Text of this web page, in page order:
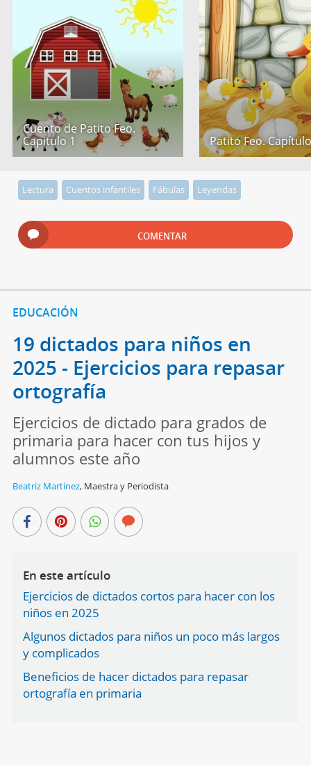
Cuento de Patito Feo.
Capitulo 1
Patito Feo.
Lectura Cuentos infantiles Fábulas Leyendas
COMENTAR
EDUCACIÓN
19 dictados para niños en
2025 - Ejercicios para repasar
ortografía
Ejercicios de dictado para grados de
primaria para hacer con tus hijos y
alumnos este año
Beatriz Martínez, Maestra y Periodista
En este artículo
Ejercicios de dictados cortos para hacer con los
niños en 2025
Algunos dictados para niños un poco más largos
y complicados
Beneficios de hacer dictados para repasar
ortografía en primaria